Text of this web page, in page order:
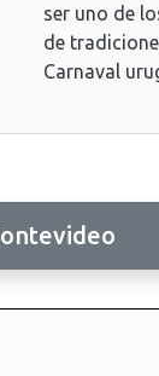
ser uno de
de
Carnaval